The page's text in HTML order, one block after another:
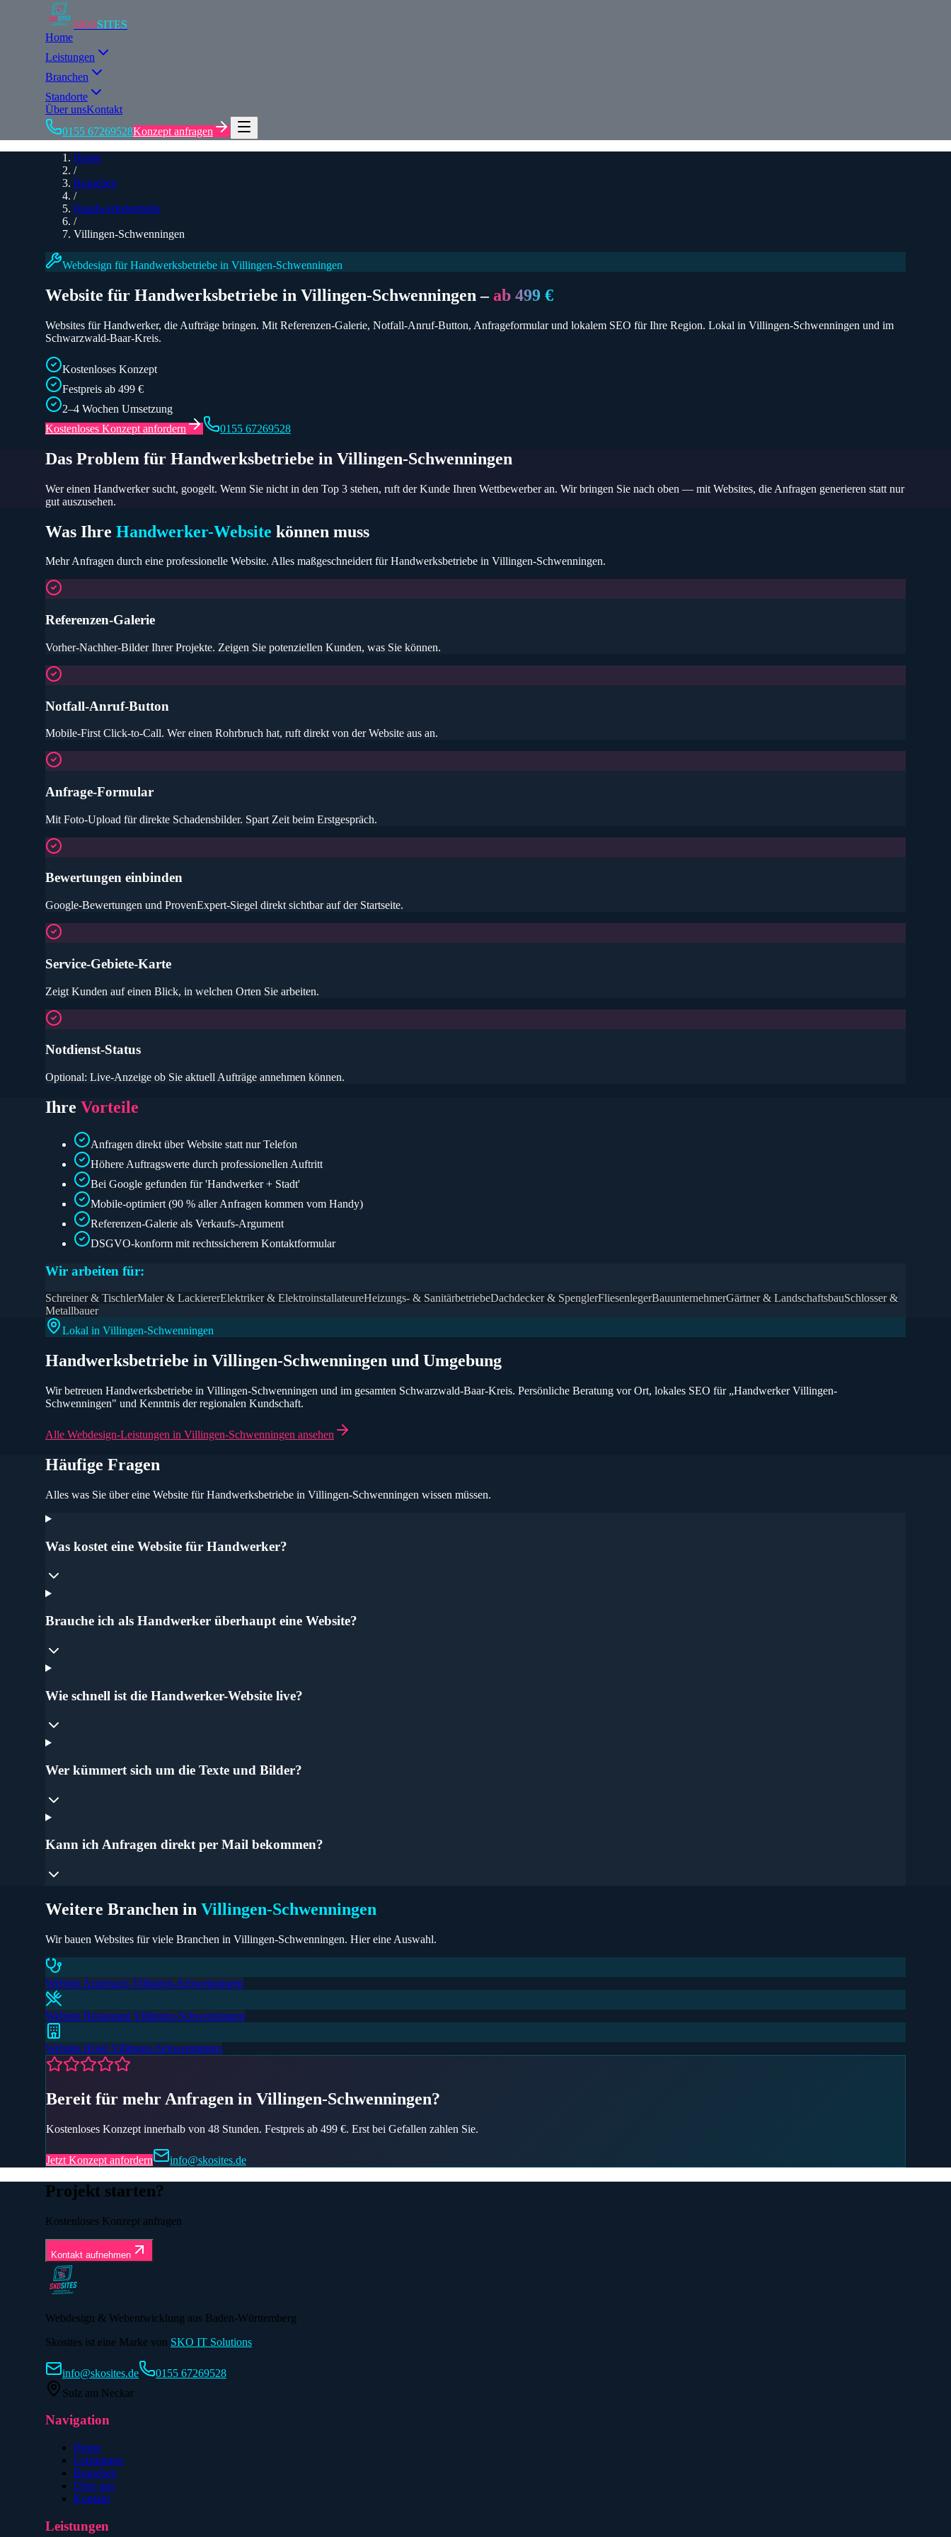
SKOSITES
Home
Leistungen
Branchen
Standorte
Über unsKontakt
0155 67269528Konzept anfragen
Home
/
Branchen
/
Handwerksbetriebe
/
Villingen-Schwenningen
Webdesign fürHandwerksbetriebe in Villingen-Schwenningen
Website für Handwerksbetriebe in Villingen-Schwenningen – ab 499 €
Websites für Handwerker, die Aufträge bringen. Mit Referenzen-Galerie, Notfall-Anruf-Button, Anfrageformular und lokalem SEO für Ihre Region. Lokal in Villingen-Schwenningen und im
Schwarzwald-Baar-Kreis.
Kostenloses Konzept
Festpreis ab 499 €
2–4 Wochen Umsetzung
Kostenloses Konzept anfordern
0155 67269528
Das Problem für Handwerksbetriebe in Villingen-Schwenningen
Wer einen Handwerker sucht, googelt. Wenn Sie nicht in den Top 3 stehen, ruft der Kunde Ihren Wettbewerber an. Wir bringen Sie nach oben — mit Websites, die Anfragen generieren statt nur
gut auszusehen.
Was Ihre Handwerker-Website können muss
Mehr Anfragen durch eine professionelle Website. Alles maßgeschneidert fürHandwerksbetriebe in Villingen-Schwenningen.
Referenzen-Galerie
Vorher-Nachher-Bilder Ihrer Projekte. Zeigen Sie potenziellen Kunden, was Sie können.
Notfall-Anruf-Button
Mobile-First Click-to-Call. Wer einen Rohrbruch hat, ruft direkt von der Website aus an.
Anfrage-Formular
Mit Foto-Upload für direkte Schadensbilder. Spart Zeit beim Erstgespräch.
Bewertungen einbinden
Google-Bewertungen und ProvenExpert-Siegel direkt sichtbar auf der Startseite.
Service-Gebiete-Karte
Zeigt Kunden auf einen Blick, in welchen Orten Sie arbeiten.
Notdienst-Status
Optional: Live-Anzeige ob Sie aktuell Aufträge annehmen können.
Ihre Vorteile
Anfragen direkt über Website statt nur Telefon
Höhere Auftragswerte durch professionellen Auftritt
Bei Google gefunden für 'Handwerker + Stadt'
Mobile-optimiert (90 % aller Anfragen kommen vom Handy)
Referenzen-Galerie als Verkaufs-Argument
DSGVO-konform mit rechtssicherem Kontaktformular
Wir arbeiten für:
Schreiner & TischlerMaler & LackiererElektriker & ElektroinstallateureHeizungs- & SanitärbetriebeDachdecker & SpenglerFliesenlegerBauunternehmerGärtner & LandschaftsbauSchlosser &
Metallbauer
Lokal in Villingen-Schwenningen
Handwerksbetriebe in Villingen-Schwenningen und Umgebung
Wir betreuen Handwerksbetriebe in Villingen-Schwenningen und im gesamten Schwarzwald-Baar-Kreis. Persönliche Beratung vor Ort, lokales SEO für „Handwerker Villingen-
Schwenningen" und Kenntnis der regionalen Kundschaft.
Alle Webdesign-Leistungen in Villingen-Schwenningen ansehen
Häufige Fragen
Alles was Sie über eine Website fürHandwerksbetriebe in Villingen-Schwenningen wissen müssen.
Was kostet eine Website für Handwerker?
Brauche ich als Handwerker überhaupt eine Website?
Wie schnell ist die Handwerker-Website live?
Wer kümmert sich um die Texte und Bilder?
Kann ich Anfragen direkt per Mail bekommen?
Weitere Branchen in Villingen-Schwenningen
Wir bauen Websites für viele Branchen in Villingen-Schwenningen. Hier eine Auswahl.
Website Arztpraxis Villingen-Schwenningen
Website Restaurant Villingen-Schwenningen
Website Hotel Villingen-Schwenningen
Bereit für mehr Anfragen in Villingen-Schwenningen?
Kostenloses Konzept innerhalb von 48 Stunden. Festpreis ab 499 €. Erst bei Gefallen zahlen Sie.
Jetzt Konzept anfordern info@skosites.de
Projekt starten?
Kostenloses Konzept anfragen
Kontakt aufnehmen
Webdesign & Webentwicklung aus Baden-Württemberg
Skosites ist eine Marke von SKO IT Solutions.
info@skosites.de
0155 67269528
Sulz am Neckar
Navigation
Home
Leistungen
Branchen
Über uns
Kontakt
Leistungen